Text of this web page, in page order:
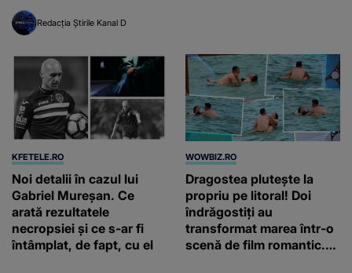
Redacția Știrile Kanal D
KFETELE.RO
Noi detalii în cazul lui
Gabriel Mureșan. Ce
arată rezultatele
necropsiei și ce s-ar fi
întâmplat, de fapt, cu el
WOWBIZ.RO
Dragostea plutește la
propriu pe litoral! Doi
îndrăgostiți au
transformat marea într-o
scenă de film romantic.